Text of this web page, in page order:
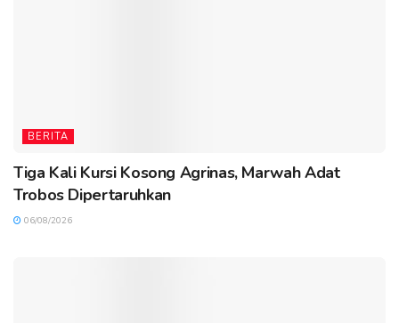
BERITA
Tiga Kali Kursi Kosong Agrinas, Marwah Adat
Trobos Dipertaruhkan
06/08/2026